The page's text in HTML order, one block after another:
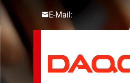
E-Mail: